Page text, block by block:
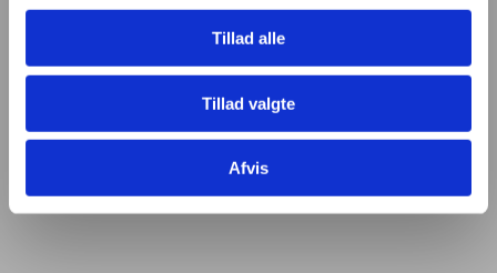
Tillad alle
Tillad valgte
Afvis